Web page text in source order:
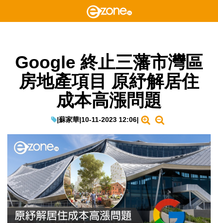
Google 終止三藩市灣區
房地產項目 原紓解居住
成本高漲問題
|蘇家華|10-11-2023 12:06|